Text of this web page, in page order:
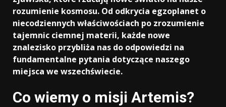
rozumienie kosmosu. Od odkrycia egzoplanet o
niecodziennych właściwościach po zrozumienie
tajemnic ciemnej materii, każde nowe
znalezisko przybliża nas do odpowiedzi na
fundamentalne pytania dotyczące naszego
miejsca we wszechświecie.
Co wiemy o misji Artemis?